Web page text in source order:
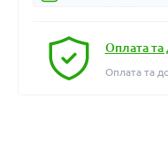
Оплата та
Оплата та